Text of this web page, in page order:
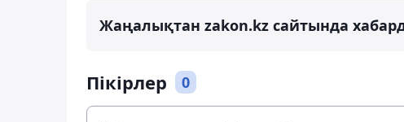
Жаңалықтан zakon.kz сайтында
Пікірлер 0